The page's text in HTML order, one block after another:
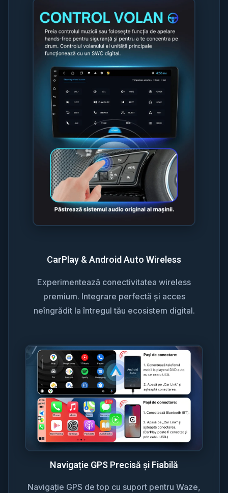
CarPlay & Android Auto Wireless
Experimentează conectivitatea wireless
premium. Integrare perfectă și acces
neîngrădit la întregul tău ecosistem digital.
Navigație GPS Precisă și Fiabilă
Navigație GPS de top cu suport pentru Waze,